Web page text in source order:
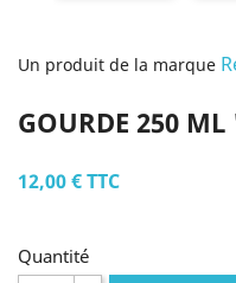
Un produit de la marque
GOURDE 250
12,00 €TTC
Quantité